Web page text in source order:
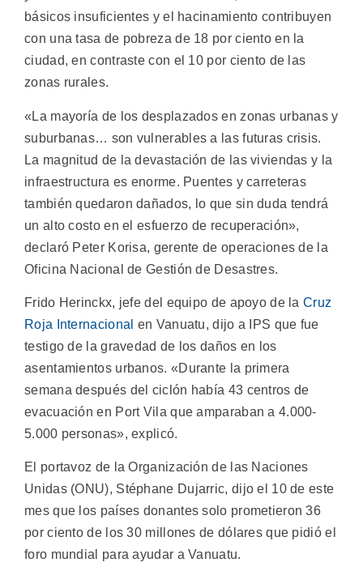
básicos insuficientes y el hacinamiento contribuyen
con una tasa de pobreza de 18 por ciento en la
ciudad, en contraste con el 10 por ciento de las
zonas rurales.
«La mayoría de los desplazados en zonas urbanas y
suburbanas… son vulnerables a las futuras crisis.
La magnitud de la devastación de las viviendas y la
infraestructura es enorme. Puentes y carreteras
también quedaron dañados, lo que sin duda tendrá
un alto costo en el esfuerzo de recuperación»,
declaró Peter Korisa, gerente de operaciones de la
Oficina Nacional de Gestión de Desastres.
Frido Herinckx, jefe del equipo de apoyo de laCruz
Roja Internacional en Vanuatu, dijo a IPS que fue
testigo de la gravedad de los daños en los
asentamientos urbanos. «Durante la primera
semana después del ciclón había 43 centros de
evacuación en Port Vila que amparaban a 4.000-
5.000 personas», explicó.
El portavoz de la Organización de las Naciones
Unidas (ONU), Stéphane Dujarric, dijo el 10 de este
mes que los países donantes solo prometieron 36
por ciento de los 30 millones de dólares que pidió el
foro mundial para ayudar a Vanuatu.